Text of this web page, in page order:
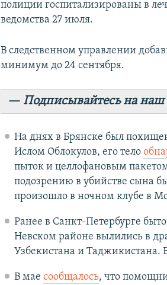
полиции госпитализированы в
ведомства 27 июля.
В следственном управлении
минимум до 24 сентября.
— Подписывайтесь на наш
На днях в Брянске был
Ислом Облокулов, его тело
пыток и целлофановым
подозрению в убийстве сына
произошло в ночном клубе в
Ранее в Санкт-Петербурге
Невском районе вылились в
Узбекистана и Таджикистана.
В мае сообщалось, что